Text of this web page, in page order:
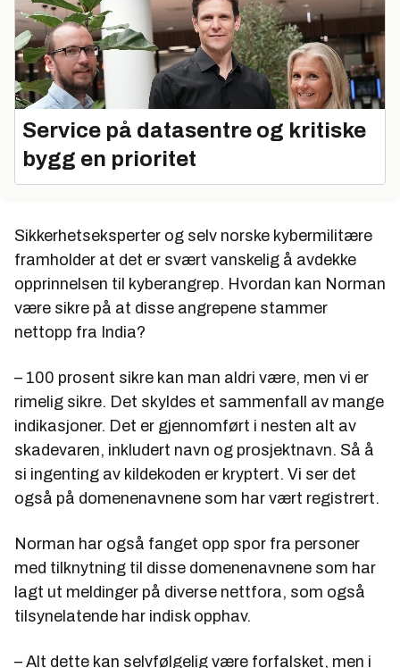
Service på datasentre og kritiske
bygg en prioritet
Sikkerhetseksperter og selv norske kybermilitære
framholder at det er svært vanskelig å avdekke
opprinnelsen til kyberangrep. Hvordan kan Norman
være sikre på at disse angrepene stammer
nettopp fra India?
– 100 prosent sikre kan man aldri være, men vi er
rimelig sikre. Det skyldes et sammenfall av mange
indikasjoner. Det er gjennomført i nesten alt av
skadevaren, inkludert navn og prosjektnavn. Så å
si ingenting av kildekoden er kryptert. Vi ser det
også på domenenavnene som har vært registrert.
Norman har også fanget opp spor fra personer
med tilknytning til disse domenenavnene som har
lagt ut meldinger på diverse nettfora, som også
tilsynelatende har indisk opphav.
– Alt dette kan selvfølgelig være forfalsket, men i